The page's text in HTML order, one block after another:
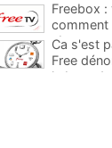
Freebox
comment
Ca s'est
Free
le bout